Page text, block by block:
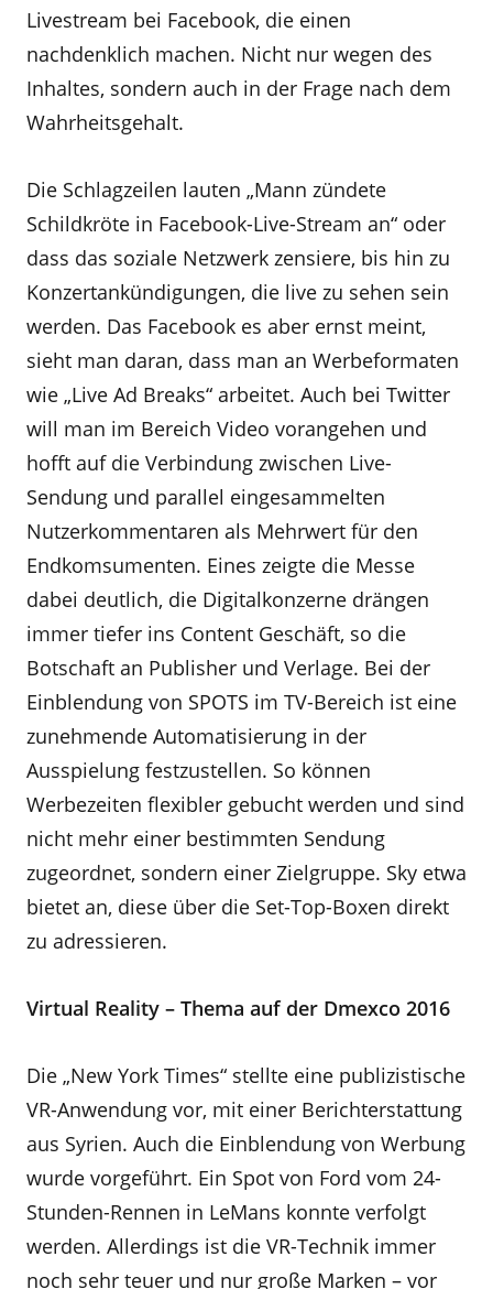
Livestream bei Facebook, die einen
nachdenklich machen. Nicht nur wegen des
Inhaltes, sondern auch in der Frage nach dem
Wahrheitsgehalt.
Die Schlagzeilen lauten „Mann zündete
Schildkröte in Facebook-Live-Stream an“ oder
dass das soziale Netzwerk zensiere, bis hin zu
Konzertankündigungen, die live zu sehen sein
werden. Das Facebook es aber ernst meint,
sieht man daran, dass man an Werbeformaten
wie „Live Ad Breaks“ arbeitet. Auch bei Twitter
will man im Bereich Video vorangehen und
hofft auf die Verbindung zwischen Live-
Sendung und parallel eingesammelten
Nutzerkommentaren als Mehrwert für den
Endkomsumenten. Eines zeigte die Messe
dabei deutlich, die Digitalkonzerne drängen
immer tiefer ins Content Geschäft, so die
Botschaft an Publisher und Verlage. Bei der
Einblendung von SPOTS im TV-Bereich ist eine
zunehmende Automatisierung in der
Ausspielung festzustellen. So können
Werbezeiten flexibler gebucht werden und sind
nicht mehr einer bestimmten Sendung
zugeordnet, sondern einer Zielgruppe. Sky etwa
bietet an, diese über die Set-Top-Boxen direkt
zu adressieren.
Virtual Reality – Thema auf der Dmexco 2016
Die „New York Times“ stellte eine publizistische
VR-Anwendung vor, mit einer Berichterstattung
aus Syrien. Auch die Einblendung von Werbung
wurde vorgeführt. Ein Spot von Ford vom 24-
Stunden-Rennen in LeMans konnte verfolgt
werden. Allerdings ist die VR-Technik immer
noch sehr teuer und nur große Marken – vor